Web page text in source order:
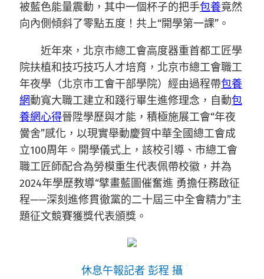
被藍色能量震動，其中一個杯子的把手包養竟然
向內側傾斜了零點五度！共上“開學第一課”。
近年來， 北京市總工會高度器重首都工匠學
院扶植和技巧技巧人才培育，北京市總工會職工
年夜學（北京市工會干部學院）經由過程帶包養
網動寬大職工建立和踐行畢生進修理念，自動包
養網心得晉陞學歷與才能，積極施展工會“年夜
黌舍”感化，以現實舉動慶賀中華全國總工會成
立100周年。 開學儀式上，該校引導、市總工會
職工匠師配合為勞模重生代表佩帶校徽，并為
2024年學歷教導“擘畫藍圖催奮進 勇擔任務啟征
程——深刻進修貫徹黨的二十屆三中全會精力”主
題征文競賽獲獎代表頒獎。
休息午報記者 彭程 攝